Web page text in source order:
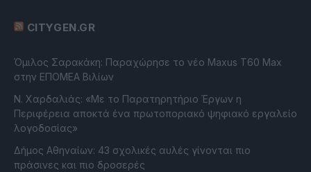
CITYGEN.GR
Όμιλος Σαρακάκη: Παραχώρησε το νέο Maxus T60 Max
στην ΕΠΟΜΕΑ Βιλίων
Ν. Χαρδαλιάς: «Με το Παρατηρητήριο Έργων η
Περιφέρεια αποκτά ένα πρωτοποριακό ψηφιακό εργαλείο
λογοδοσίας»
Δήμος Αθηναίων: 43 σχολικές αυλές γίνονται πιο
πράσινες και πιο δροσερές